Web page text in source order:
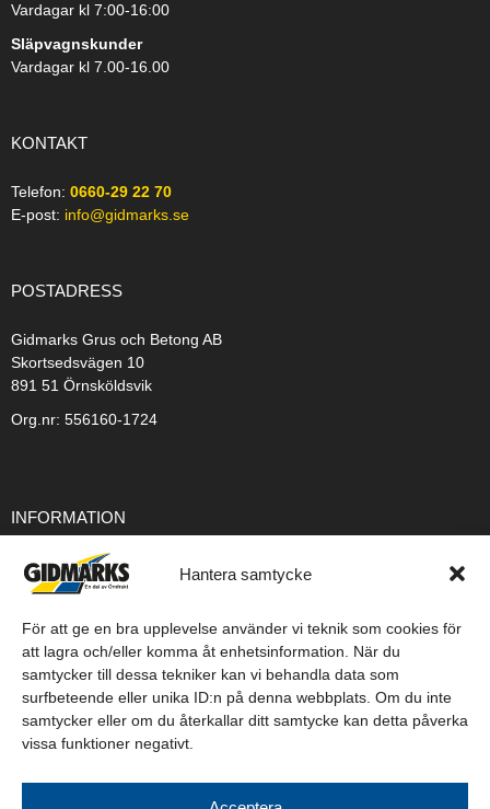
Hantera samtycke
För att ge en bra upplevelse använder vi teknik som cookies för
att lagra och/eller komma åt enhetsinformation. När du
samtycker till dessa tekniker kan vi behandla data som
surfbeteende eller unika ID:n på denna webbplats. Om du inte
samtycker eller om du återkallar ditt samtycke kan detta påverka
vissa funktioner negativt.
Vardagar kl 7:00-16:00
Släpvagnskunder
Vardagar kl 7.00-16.00
KONTAKT
Telefon: 0660-29 22 70
E-post: info@gidmarks.se
POSTADRESS
Gidmarks Grus och Betong AB
Skortsedsvägen 10
891 51 Örnsköldsvik
Org.nr: 556160-1724
INFORMATION
Integritetspolicy
Cookiepolicy
Försäljningsvillkor
Leveransvillkor